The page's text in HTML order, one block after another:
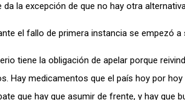
da la excepción de que no hay otra
el fallo de primera instancia se empezó
tiene la obligación de apelar porque
Hay medicamentos que el país hoy por
que hay que asumir de frente, y hay